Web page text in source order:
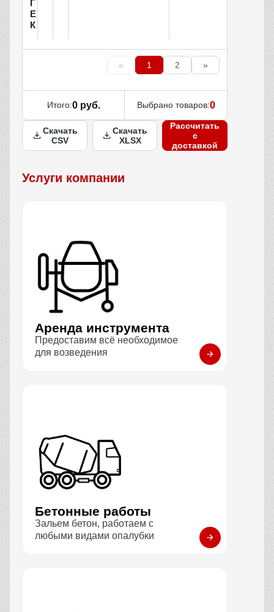
Г
Е
К
« 1 2 »
Итого:0 руб. Выбрано товаров:0
Скачать
CSV
Скачать
XLSX
Рассчитать
с
доставкой
Услуги компании
Аренда инструмента
Предоставим всё необходимое
для возведения
Бетонные работы
Зальем бетон, работаем с
любыми видами опалубки